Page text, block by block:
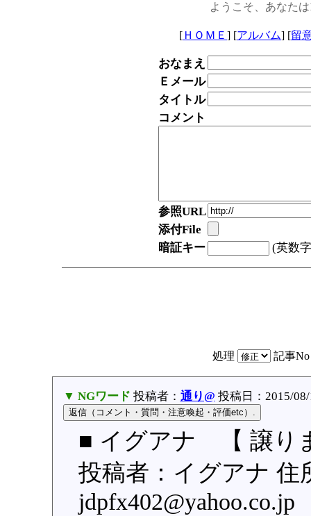
ようこそ、あなたは
[ ＨＯＭＥ ] [アルバム] [留
おなまえ
Ｅメール
タイトル
コメント
参照URL
添付File
暗証キー
(英数
処理 記事
▼ NGワード 投稿者： 通り@ 投稿日：2015/
■ イグアナ 【 譲り
投稿者：イグアナ 住